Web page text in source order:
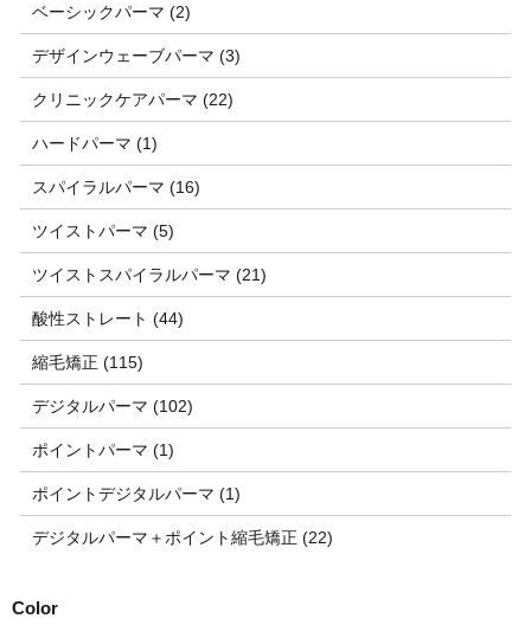
ベーシックパーマ (2)
デザインウェーブパーマ (3)
クリニックケアパーマ (22)
ハードパーマ (1)
スパイラルパーマ (16)
ツイストパーマ (5)
ツイストスパイラルパーマ (21)
酸性ストレート (44)
縮毛矯正 (115)
デジタルパーマ (102)
ポイントパーマ (1)
ポイントデジタルパーマ (1)
デジタルパーマ＋ポイント縮毛矯正 (22)